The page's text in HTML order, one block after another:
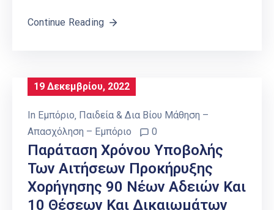
Continue Reading
19 Δεκεμβρίου, 2022
In Εμπόριο‚ Παιδεία & Δια Βίου Μάθηση –
Απασχόληση – Εμπόριο
0
Παράταση Χρόνου Υποβολής
Των Αιτήσεων Προκήρυξης
Χορήγησης 90 Νέων Αδειών Και
10 Θέσεων Και Δικαιωμάτων